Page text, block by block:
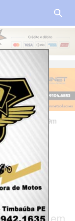
2025 às 07h49m
é
no
no
em